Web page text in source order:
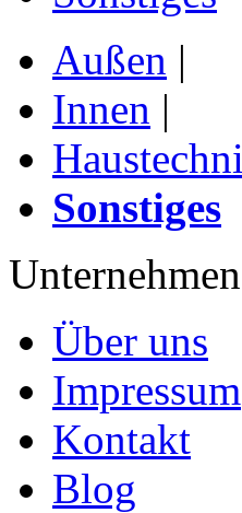
Außen |
Innen |
Sonstiges
Unternehmen
Über uns
Impressum
Kontakt
Blog